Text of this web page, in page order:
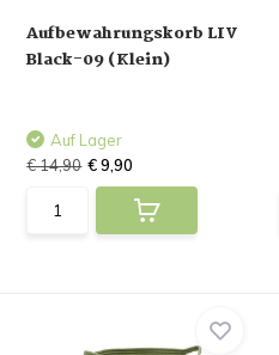
Aufbewahrungskorb LIV
Black-09 (Klein)
Auf Lager
€ 14,90 € 9,90